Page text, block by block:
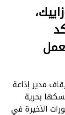
على إثر إيقاف مدير إذاعة
بحرية
الأخيرة في